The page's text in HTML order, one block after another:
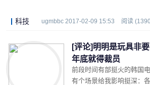
科技 ugmbbc 2017-02-09 15:53 阅读
[评论]明明是玩具非
年底就得裁员
前段时间有部挺火的韩国
有个场景给我影响挺深：